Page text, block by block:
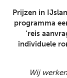
Prijzen in
programma
‘reis
individuele
Wij